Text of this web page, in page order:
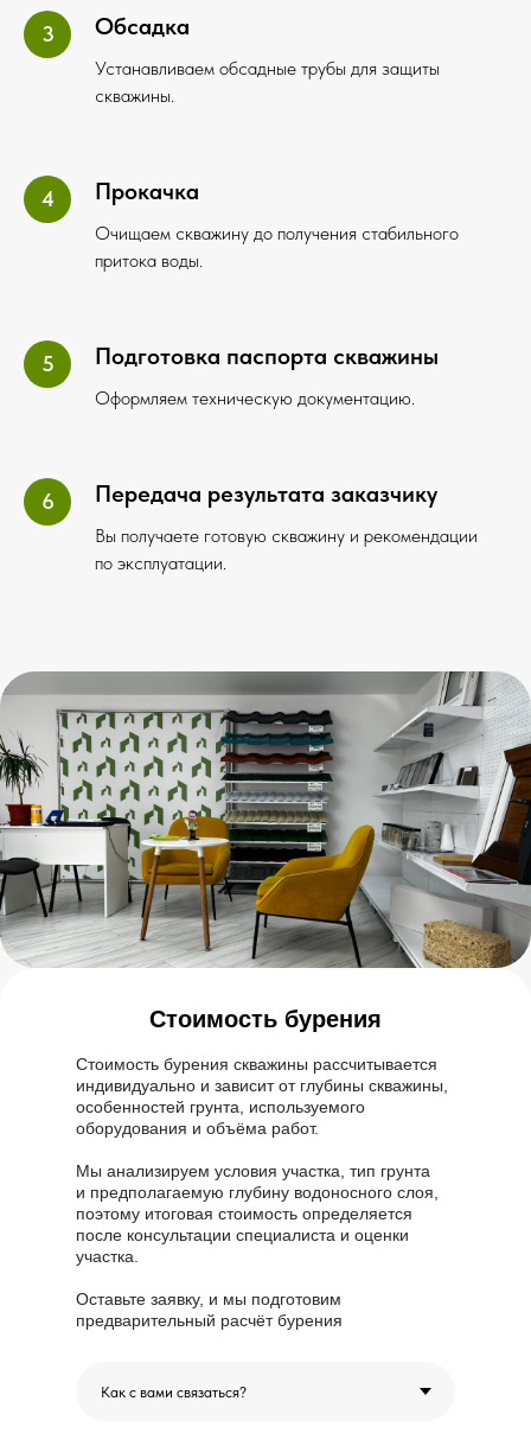
Обсадка
Устанавливаем обсадные трубы для защиты
скважины.
Прокачка
Очищаем скважину до получения стабильного
притока воды.
Подготовка паспорта скважины
Оформляем техническую документацию.
Передача результата заказчику
Вы получаете готовую скважину и рекомендации
по эксплуатации.
Стоимость бурения
Стоимость бурения скважины рассчитывается
индивидуально и зависит от глубины скважины,
особенностей грунта, используемого
оборудования и объёма работ.
Мы анализируем условия участка, тип грунта
и предполагаемую глубину водоносного слоя,
поэтому итоговая стоимость определяется
после консультации специалиста и оценки
участка.
Оставьте заявку, и мы подготовим
предварительный расчёт бурения